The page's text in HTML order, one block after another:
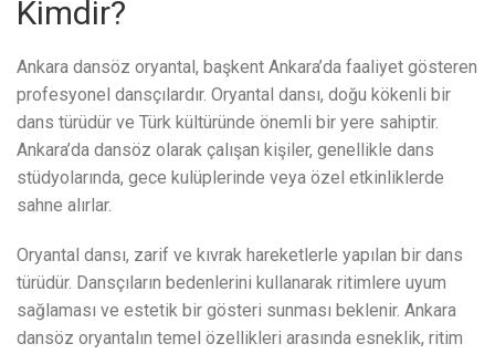
Kimdir?
Ankara dansöz oryantal, başkent Ankara’da faaliyet gösteren
profesyonel dansçılardır. Oryantal dansı, doğu kökenli bir
dans türüdür ve Türk kültüründe önemli bir yere sahiptir.
Ankara’da dansöz olarak çalışan kişiler, genellikle dans
stüdyolarında, gece kulüplerinde veya özel etkinliklerde
sahne alırlar.
Oryantal dansı, zarif ve kıvrak hareketlerle yapılan bir dans
türüdür. Dansçıların bedenlerini kullanarak ritimlere uyum
sağlaması ve estetik bir gösteri sunması beklenir. Ankara
dansöz oryantalın temel özellikleri arasında esneklik, ritim